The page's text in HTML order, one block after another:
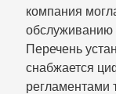
компания
обслуживанию
Перечень
снабжается
регламентами